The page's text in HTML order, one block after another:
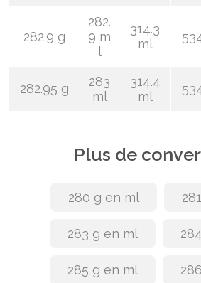
282.9 g
282.
9 m
l
314.3
ml
282.95 g
283
ml
314.4
ml
Plus de
280 g en ml
283 g en ml
285 g en ml